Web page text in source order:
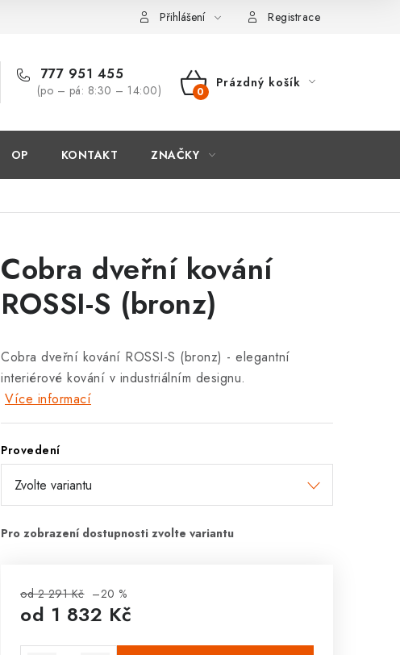
Přihlášení Registrace
777 951 455
(po – pá: 8:30 – 14:00)
NÁKUPNÍ
Prázdný košík
OP KONTAKT ZNAČKY
Cobra dveřní kování
ROSSI-S (bronz)
Cobra dveřní kování ROSSI-S (bronz) - elegantní
interiérové kování v industriálním designu.
Více informací
Provedení
od 2 291 Kč –20 %
od 1 832 Kč